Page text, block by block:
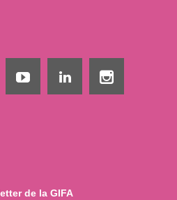
de la GIFA